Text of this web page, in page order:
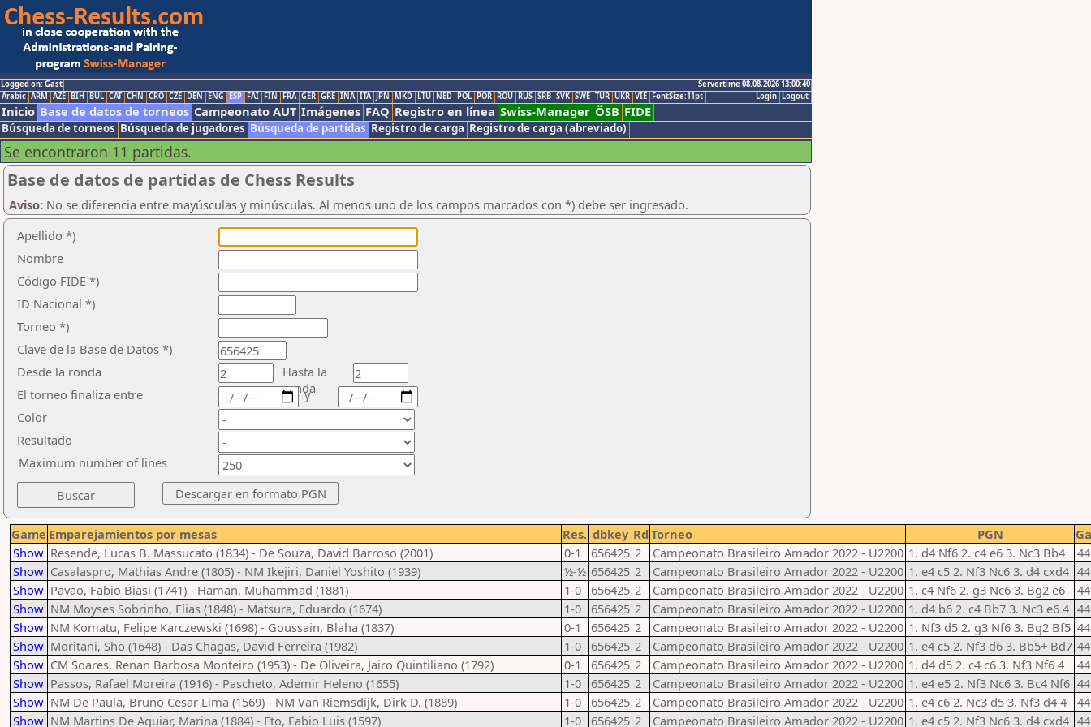
Logged on: Gast
Servertime 08.08.2026 13:00:40
Logout
Login
Arabic ARM AZE BIH BUL CAT CHN CRO CZE DEN ENG ESP FAI FIN FRA GER GRE INA ITA JPN MKD LTU NED POL POR ROU RUS SRB SVK SWE TUR UKR VIE FontSize:11pt
Inicio Base de datos de torneos Campeonato AUT Imágenes FAQ Registro en línea Swiss-Manager ÖSB FIDE
Búsqueda de torneos Búsqueda de jugadores Búsqueda de partidas Registro de carga Registro de carga (abreviado)
Se encontraron 11 partidas.
Base de datos de partidas de Chess Results
Aviso: No se diferencia entre mayúsculas y minúsculas. Al menos uno de los campos marcados con *) debe ser ingresado.
Apellido *)
Nombre
Código FIDE *)
ID Nacional *)
Torneo *)
Clave de la Base de Datos *)
Desde la ronda
Hasta la
ronda
El torneo finaliza entre
Color
Resultado
y
Maximum number of lines
Game Emparejamientos por mesas Res. dbkey Rd Torneo PGN
Show Resende, Lucas B. Massucato (1834) - De Souza, David Barroso (2001) 0-1 656425 2 Campeonato Brasileiro Amador 2022 - U2200 1. d4 Nf6 2. c4 e6 3. Nc3 Bb4
Show Casalaspro, Mathias Andre (1805) - NM Ikejiri, Daniel Yoshito (1939) ½-½ 656425 2 Campeonato Brasileiro Amador 2022 - U2200 1. e4 c5 2. Nf3 Nc6 3. d4 cxd4
Show Pavao, Fabio Biasi (1741) - Haman, Muhammad (1881) 1-0 656425 2 Campeonato Brasileiro Amador 2022 - U2200 1. c4 Nf6 2. g3 Nc6 3. Bg2 e6
Show NM Moyses Sobrinho, Elias (1848) - Matsura, Eduardo (1674) 1-0 656425 2 Campeonato Brasileiro Amador 2022 - U2200 1. d4 b6 2. c4 Bb7 3. Nc3 e6 4
Show NM Komatu, Felipe Karczewski (1698) - Goussain, Blaha (1837) 0-1 656425 2 Campeonato Brasileiro Amador 2022 - U2200 1. Nf3 d5 2. g3 Nf6 3. Bg2 Bf5
Show Moritani, Sho (1648) - Das Chagas, David Ferreira (1982) 1-0 656425 2 Campeonato Brasileiro Amador 2022 - U2200 1. e4 c5 2. Nf3 d6 3. Bb5+ Bd7
Show CM Soares, Renan Barbosa Monteiro (1953) - De Oliveira, Jairo Quintiliano (1792) 0-1 656425 2 Campeonato Brasileiro Amador 2022 - U2200 1. d4 d5 2. c4 c6 3. Nf3 Nf6 4
Show Passos, Rafael Moreira (1916) - Pascheto, Ademir Heleno (1655) 1-0 656425 2 Campeonato Brasileiro Amador 2022 - U2200 1. e4 e5 2. Nf3 Nc6 3. Bc4 Nf6
Show NM De Paula, Bruno Cesar Lima (1569) - NM Van Riemsdijk, Dirk D. (1889) 1-0 656425 2 Campeonato Brasileiro Amador 2022 - U2200 1. e4 c6 2. Nc3 d5 3. Nf3 d4 4
Show NM Martins De Aguiar, Marina (1884) - Eto, Fabio Luis (1597) 1-0 656425 2 Campeonato Brasileiro Amador 2022 - U2200 1. e4 c5 2. Nf3 Nc6 3. d4 cxd4